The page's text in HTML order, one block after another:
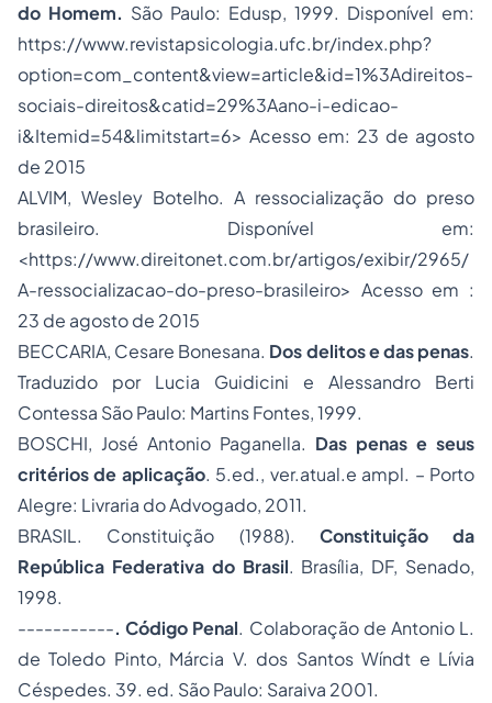
do Homem. São Paulo: Edusp, 1999. Disponível em:
https://www.revistapsicologia.ufc.br/index.php?
option=com_content&view=article&id=1%3Adireitos-
sociais-direitos&catid=29%3Aano-i-edicao-
i&Itemid=54&limitstart=6> Acesso em: 23 de agosto
de 2015
ALVIM, Wesley Botelho. A ressocialização do preso
brasileiro. Disponível em:
<https://www.direitonet.com.br/artigos/exibir/2965/
A-ressocializacao-do-preso-brasileiro> Acesso em :
23 de agosto de 2015
BECCARIA, Cesare Bonesana. Dos delitos e das penas.
Traduzido por Lucia Guidicini e Alessandro Berti
Contessa São Paulo: Martins Fontes, 1999.
BOSCHI, José Antonio Paganella. Das penas e seus
critérios de aplicação. 5.ed., ver.atual.e ampl. – Porto
Alegre: Livraria do Advogado, 2011.
BRASIL. Constituição (1988). Constituição da
República Federativa do Brasil. Brasília, DF, Senado,
1998.
-----------. Código Penal. Colaboração de Antonio L.
de Toledo Pinto, Márcia V. dos Santos Wíndt e Lívia
Céspedes. 39. ed. São Paulo: Saraiva 2001.